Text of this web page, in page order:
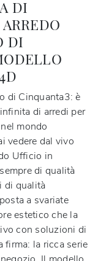
DI
DI
di Cinquanta3: è
di arredi per
mondo
vedere dal vivo
Ufficio in
di qualità
di qualità
a svariate
estetico che la
con soluzioni di
firma: la ricca serie